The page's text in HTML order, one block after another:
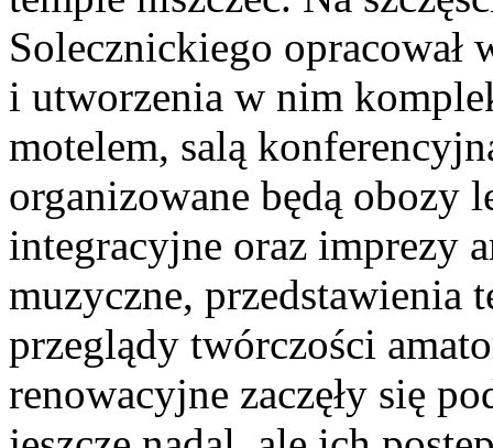
Solecznickiego
i utworzenia w nim
motelem, salą
organizowane będą obozy
integracyjne oraz imprezy
muzyczne, przedstawienia
przeglądy twórczości
renowacyjne zaczęły się